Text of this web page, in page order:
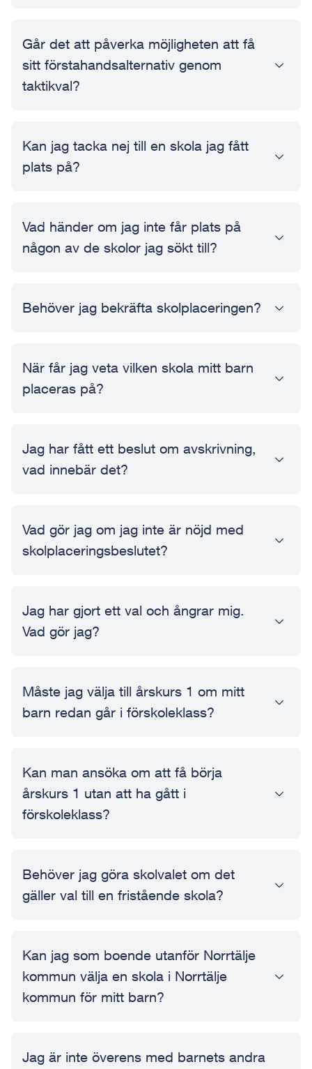
Går det att påverka möjligheten att få
sitt förstahandsalternativ genom
taktikval?
Kan jag tacka nej till en skola jag fått
plats på?
Vad händer om jag inte får plats på
någon av de skolor jag sökt till?
Behöver jag bekräfta skolplaceringen?
När får jag veta vilken skola mitt barn
placeras på?
Jag har fått ett beslut om avskrivning,
vad innebär det?
Vad gör jag om jag inte är nöjd med
skolplaceringsbeslutet?
Jag har gjort ett val och ångrar mig.
Vad gör jag?
Måste jag välja till årskurs 1 om mitt
barn redan går i förskoleklass?
Kan man ansöka om att få börja
årskurs 1 utan att ha gått i
förskoleklass?
Behöver jag göra skolvalet om det
gäller val till en fristående skola?
Kan jag som boende utanför Norrtälje
kommun välja en skola i Norrtälje
kommun för mitt barn?
Jag är inte överens med barnets andra